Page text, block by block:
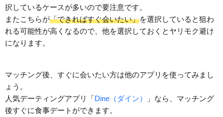
択しているケースが多いので要注意です。
またこちらが「できればすぐ会いたい」を選択していると狙わ
れる可能性が高くなるので、他を選択しておくとヤリモク避け
になります。
マッチング後、すぐに会いたい方は他のアプリを使ってみまし
ょう。
人気デーティングアプリ「Dine（ダイン）
」なら、マッチング
後すぐに食事デートができます。